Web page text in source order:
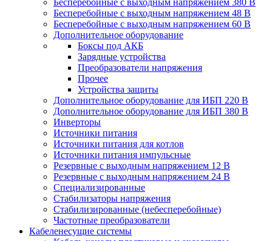
Бесперебойные с выходным напряжением 380 В
Бесперебойные с выходным напряжением 48 В
Бесперебойные с выходным напряжением 60 В
Дополнительное оборудование
Боксы под АКБ
Зарядные устройства
Преобразователи напряжения
Прочее
Устройства защиты
Дополнительное оборудование для ИБП 220 В
Дополнительное оборудование для ИБП 380 В
Инверторы
Источники питания
Источники питания для котлов
Источники питания импульсные
Резервные с выходным напряжением 12 В
Резервные с выходным напряжением 24 В
Специализированные
Стабилизаторы напряжения
Стабилизированные (небесперебойные)
Частотные преобразователи
Кабеленесущие системы